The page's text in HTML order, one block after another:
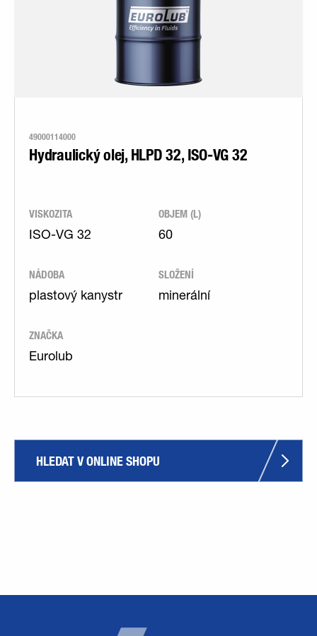
49000114000
Hydraulický olej, HLPD 32, ISO-VG 32
VISKOZITA
ISO-VG 32
OBJEM (L)
60
NÁDOBA
plastový kanystr
SLOŽENÍ
minerální
ZNAČKA
Eurolub
HLEDAT V ONLINE SHOPU